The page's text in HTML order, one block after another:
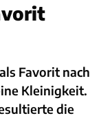
Favorit nach
Kleinigkeit.
die